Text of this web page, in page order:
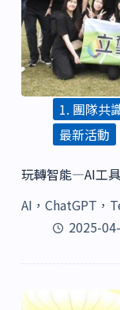
1. 團隊共
最新活動
玩轉智能—AI工
AI，ChatGPT，
2025-